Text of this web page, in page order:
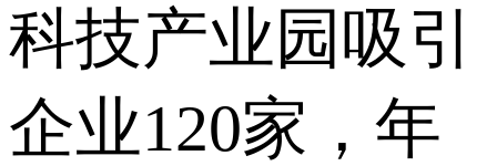
科技产业园吸引
企业120家，年